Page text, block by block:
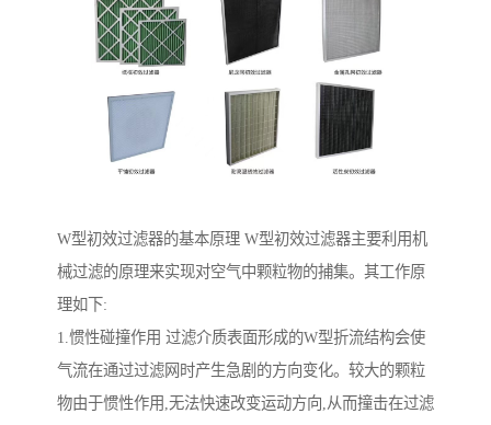
W型初效过滤器的基本原理 W型初效过滤器主要利用机
械过滤的原理来实现对空气中颗粒物的捕集。其工作原
理如下:
1.惯性碰撞作用 过滤介质表面形成的W型折流结构会使
气流在通过过滤网时产生急剧的方向变化。较大的颗粒
物由于惯性作用,无法快速改变运动方向,从而撞击在过滤